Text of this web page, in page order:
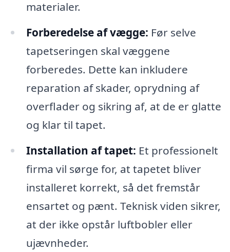
materialer.
Forberedelse af vægge: Før selve
tapetseringen skal væggene
forberedes. Dette kan inkludere
reparation af skader, oprydning af
overflader og sikring af, at de er glatte
og klar til tapet.
Installation af tapet: Et professionelt
firma vil sørge for, at tapetet bliver
installeret korrekt, så det fremstår
ensartet og pænt. Teknisk viden sikrer,
at der ikke opstår luftbobler eller
ujævnheder.